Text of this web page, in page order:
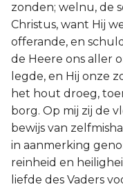
zonden; welnu, de
Christus, want Hij
offerande, en
de Heere ons aller
legde, en Hij onze
het hout droeg,
borg. Op mij zij de
bewijs van
in aanmerking
reinheid en
liefde des Vaders